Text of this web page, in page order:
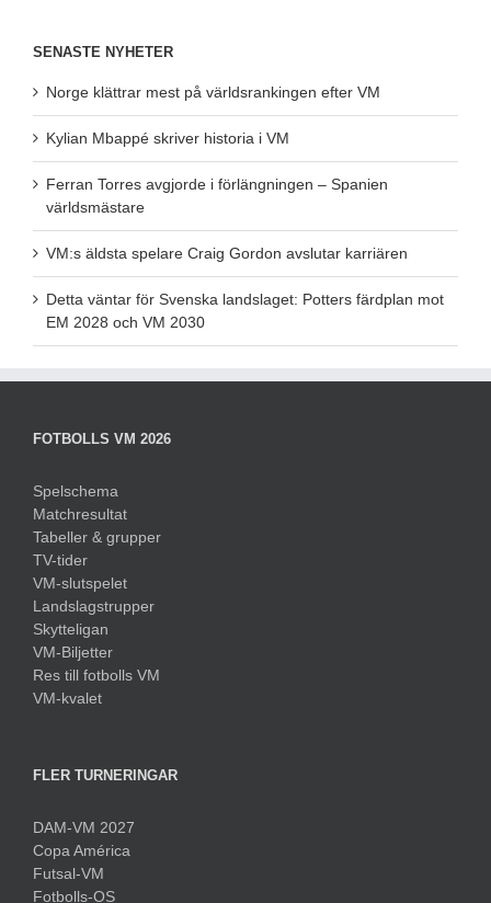
SENASTE NYHETER
Norge klättrar mest på världsrankingen efter VM
Kylian Mbappé skriver historia i VM
Ferran Torres avgjorde i förlängningen – Spanien
världsmästare
VM:s äldsta spelare Craig Gordon avslutar karriären
Detta väntar för Svenska landslaget: Potters färdplan mot
EM 2028 och VM 2030
FOTBOLLS VM 2026
Spelschema
Matchresultat
Tabeller & grupper
TV-tider
VM-slutspelet
Landslagstrupper
Skytteligan
VM-Biljetter
Res till fotbolls VM
VM-kvalet
FLER TURNERINGAR
DAM-VM 2027
Copa América
Futsal-VM
Fotbolls-OS